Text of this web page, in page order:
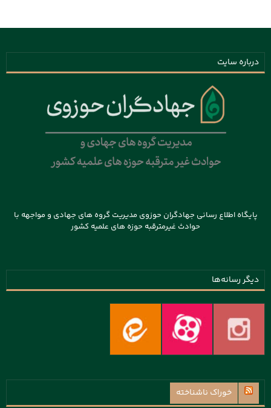
درباره سایت
پایگاه اطلاع رسانی جهادگران حوزوی مدیریت گروه های جهادی و مواجهه با
حوادث غیرمترقبه حوزه های علمیه کشور
دیگر رسانه‌ها
خوراک ناشناخته